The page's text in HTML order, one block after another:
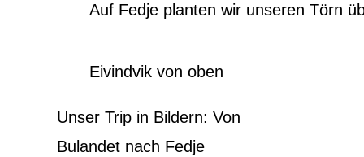
Auf Fedje planten wir unseren Törn
Eivindvik von oben
Unser Trip in Bildern: Von
Bulandet nach Fedje